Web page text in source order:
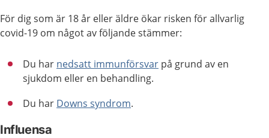
För dig som är 18 år eller äldre ökar risken för allvarlig
covid-19 om något av följande stämmer:
Du har nedsatt immunförsvar på grund av en
sjukdom eller en behandling.
Du har Downs syndrom.
Influensa